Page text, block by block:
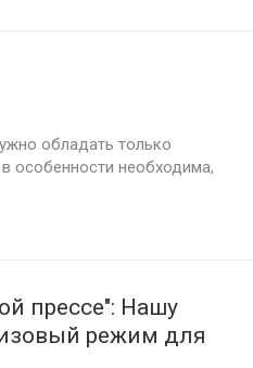
обладать только
особенности необходима,
прессе": Нашу
режим для